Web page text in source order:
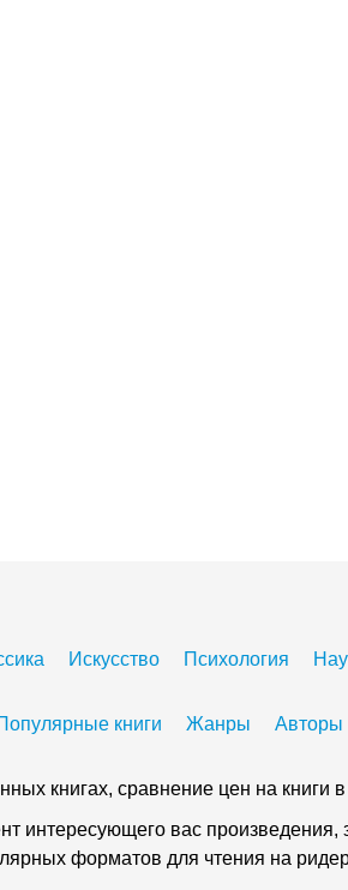
Искусство Психология
книги Жанры Авторы
книгах, сравнение цен на книги
вас произведения,
форматов для чтения на